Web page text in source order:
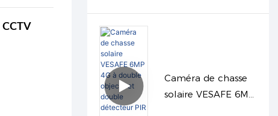
Caméra de chasse
solaire VESAFE 6MP